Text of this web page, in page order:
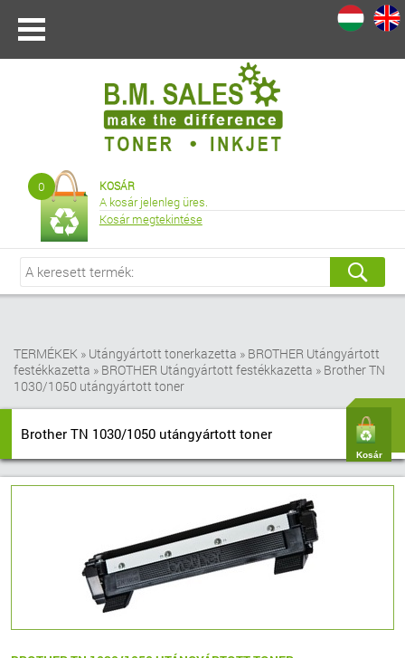
Kosár
0 KOSÁR
A kosár jelenleg üres.
Kosár megtekintése
TERMÉKEK » Utángyártott tonerkazetta » BROTHER Utángyártott
festékkazetta » BROTHER Utángyártott festékkazetta » Brother TN
1030/1050 utángyártott toner
Brother TN 1030/1050 utángyártott toner